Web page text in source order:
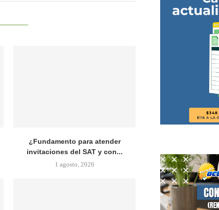
¿Fundamento para atender
invitaciones del SAT y con...
1 agosto, 2026